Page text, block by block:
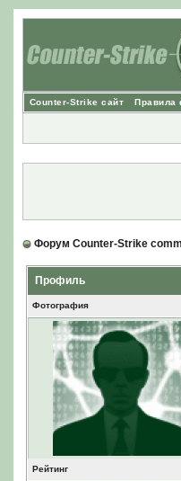
Counter-Strike сайт Правила
Форум Counter-Strike
Профиль
Фотография
Рейтинг